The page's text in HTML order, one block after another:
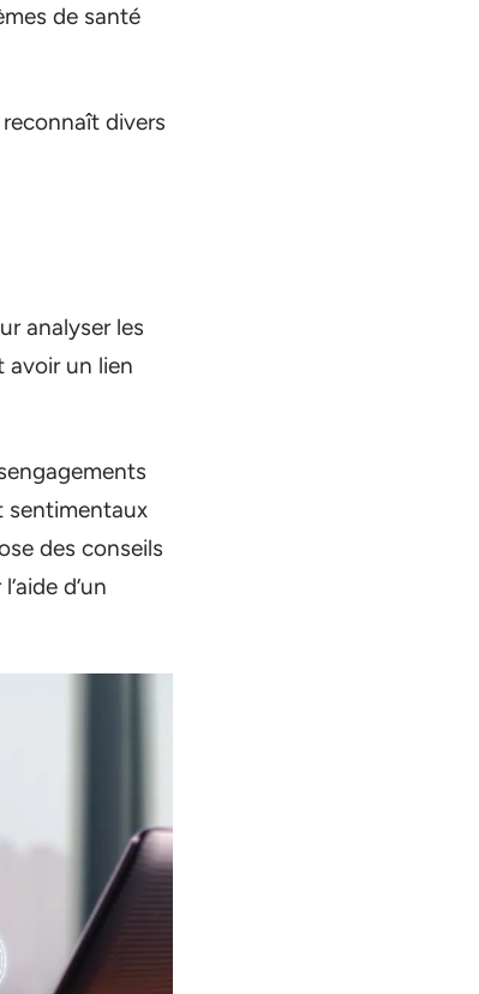
de santé
divers
analyser les
avoir un lien
sentimentaux
des conseils
d’un